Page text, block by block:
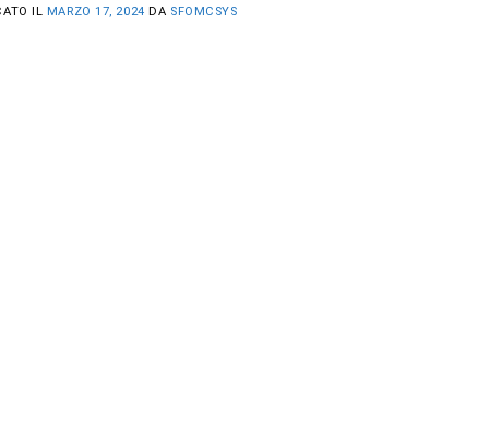
IL MARZO 17, 2024 DA SFOMCSYS